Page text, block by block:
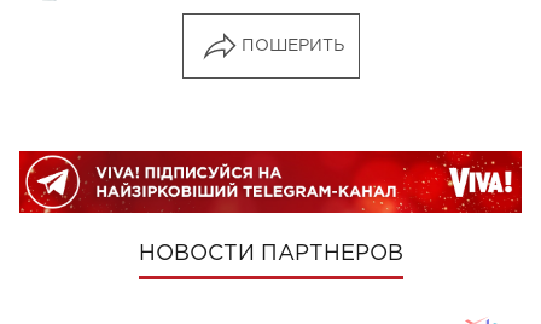
ПОШЕРИТЬ
НОВОСТИ ПАРТНЕРОВ